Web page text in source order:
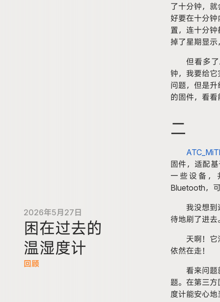
2026年5月27日
困在过去的
温湿度计
回顾
了十分钟，
好要在十分
置，连十分
掉了星期显示
但看多
钟，我要给
问题，但是
的固件，看
二
ATC _Mi
固件，适配
一些设备，
Bluetooth，
我没想到
待地刷了进去
天啊！它
依然在走！
看来问题
题。在第三
度计能安心